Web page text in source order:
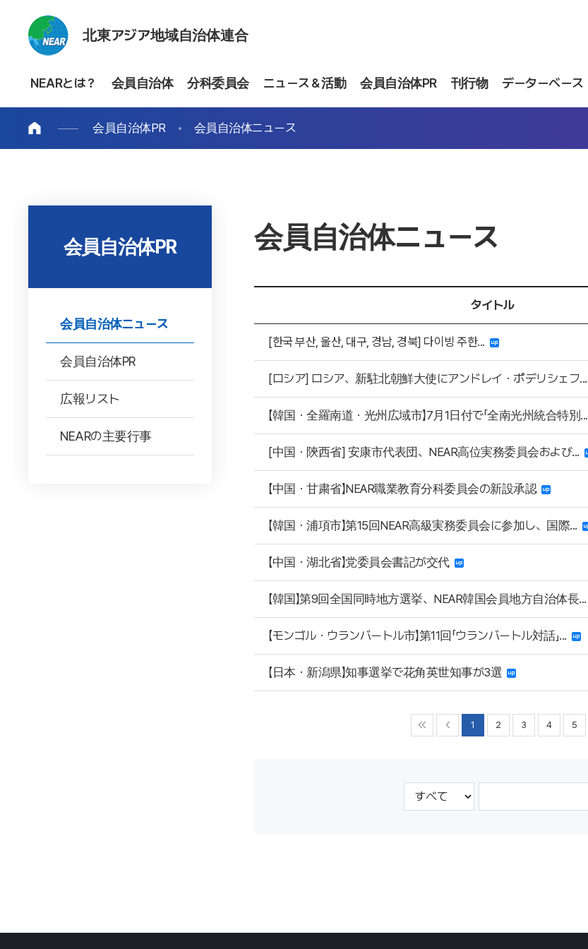
北東アジア地域自治体連合
NEARとは？ 会員自治体 分科委員会 ニュース＆活動 会員自治体PR 刊行物 データーベース
会員自治体PR 会員自治体ニュース
会員自治体PR
会員自治体ニュース
会員自治体PR
広報リスト
NEARの主要行事
会員自治体ニュース
タイトル
[한국 부산, 울산, 대구, 경남, 경북] 다이빙 주한...
[ロシア] ロシア、新駐北朝鮮大使にアンドレイ・ポデリシェフ...
【韓国・全羅南道・光州広域市】7月1日付で「全南光州統合特別...
[中国・陝西省] 安康市代表団、NEAR高位実務委員会および...
【中国・甘粛省】NEAR職業教育分科委員会の新設承認
【韓国・浦項市】第15回NEAR高級実務委員会に参加し、国際...
【中国・湖北省】党委員会書記が交代
【韓国】第9回全国同時地方選挙、NEAR韓国会員地方自治体長...
【モンゴル・ウランバートル市】第11回「ウランバートル対話」...
【日本・新潟県】知事選挙で花角英世知事が3選
1 2 3 4 5